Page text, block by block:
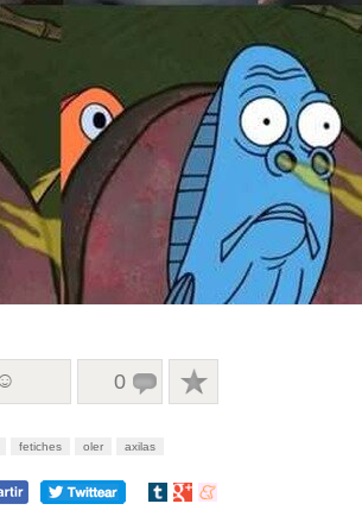
0
fetiches oler axilas
Compartir
Compartir
Compartir